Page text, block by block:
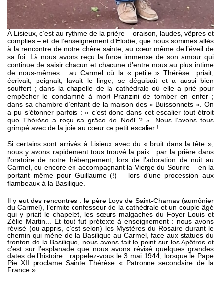
À Lisieux, c’est au rythme de la prière – oraison, laudes, vêpres et
complies – et de l’enseignement d’Élodie, que nous sommes allés
à la rencontre de notre chère sainte, au cœur même de l’éveil de
sa foi. Là nous avons reçu la force immense de son amour qui
continue de saisir chacun et chacune d’entre nous au plus intime
de nous-mêmes : au Carmel où la « petite » Thérèse priait,
écrivait, peignait, lavait le linge, se déguisait et a aussi bien
souffert ; dans la chapelle de la cathédrale où elle a prié pour
empêcher le condamné à mort Pranzini de tomber en enfer ;
dans sa chambre d’enfant de la maison des « Buissonnets ». On
a pu s’étonner parfois : « c’est donc dans cet escalier tout étroit
que Thérèse a reçu sa grâce de Noël ? ». Nous l’avons tous
grimpé avec de la joie au cœur ce petit escalier !
Si certains sont arrivés à Lisieux avec du « bruit dans la tête »,
nous y avons rapidement tous trouvé la paix : par la prière dans
l’oratoire de notre hébergement, lors de l’adoration de nuit au
Carmel, ou encore en accompagnant la Vierge du Sourire – en la
portant même pour Guillaume (!) – lors d’une procession aux
flambeaux à la Basilique.
Il y eut des rencontres : le père Loys de Saint-Chamas (aumônier
du Carmel), l’ermite confesseur de la cathédrale et un couple âgé
qui y priait le chapelet, les sœurs malgaches du Foyer Louis et
Zélie Martin... Et tout fut prétexte à enseignement : nous avons
révisé (ou appris, c’est selon) les Mystères du Rosaire durant le
chemin qui mène de la Basilique au Carmel, face aux statues du
fronton de la Basilique, nous avons fait le point sur les Apôtres et
c’est sur l’esplanade que nous avons révisé quelques grandes
dates de l’histoire : rappelez-vous le 3 mai 1944, lorsque le Pape
Pie XII proclame Sainte Thérèse « Patronne secondaire de la
France ».